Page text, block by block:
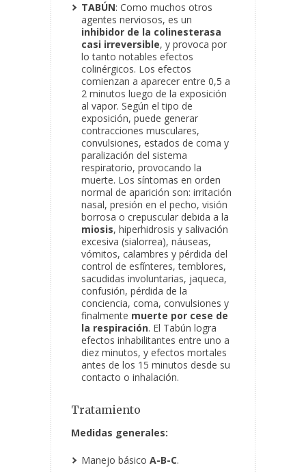
TABÚN: Como muchos otros
agentes nerviosos, es un
inhibidor de la colinesterasa
casi irreversible, y provoca por
lo tanto notables efectos
colinérgicos. Los efectos
comienzan a aparecer entre 0,5 a
2 minutos luego de la exposición
al vapor. Según el tipo de
exposición, puede generar
contracciones musculares,
convulsiones, estados de coma y
paralización del sistema
respiratorio, provocando la
muerte. Los síntomas en orden
normal de aparición son: irritación
nasal, presión en el pecho, visión
borrosa o crepuscular debida a la
miosis, hiperhidrosis y salivación
excesiva (sialorrea), náuseas,
vómitos, calambres y pérdida del
control de esfínteres, temblores,
sacudidas involuntarias, jaqueca,
confusión, pérdida de la
conciencia, coma, convulsiones y
finalmente muerte por cese de
la respiración. El Tabún logra
efectos inhabilitantes entre uno a
diez minutos, y efectos mortales
antes de los 15 minutos desde su
contacto o inhalación.
Tratamiento
Medidas generales:
Manejo básico A-B-C.